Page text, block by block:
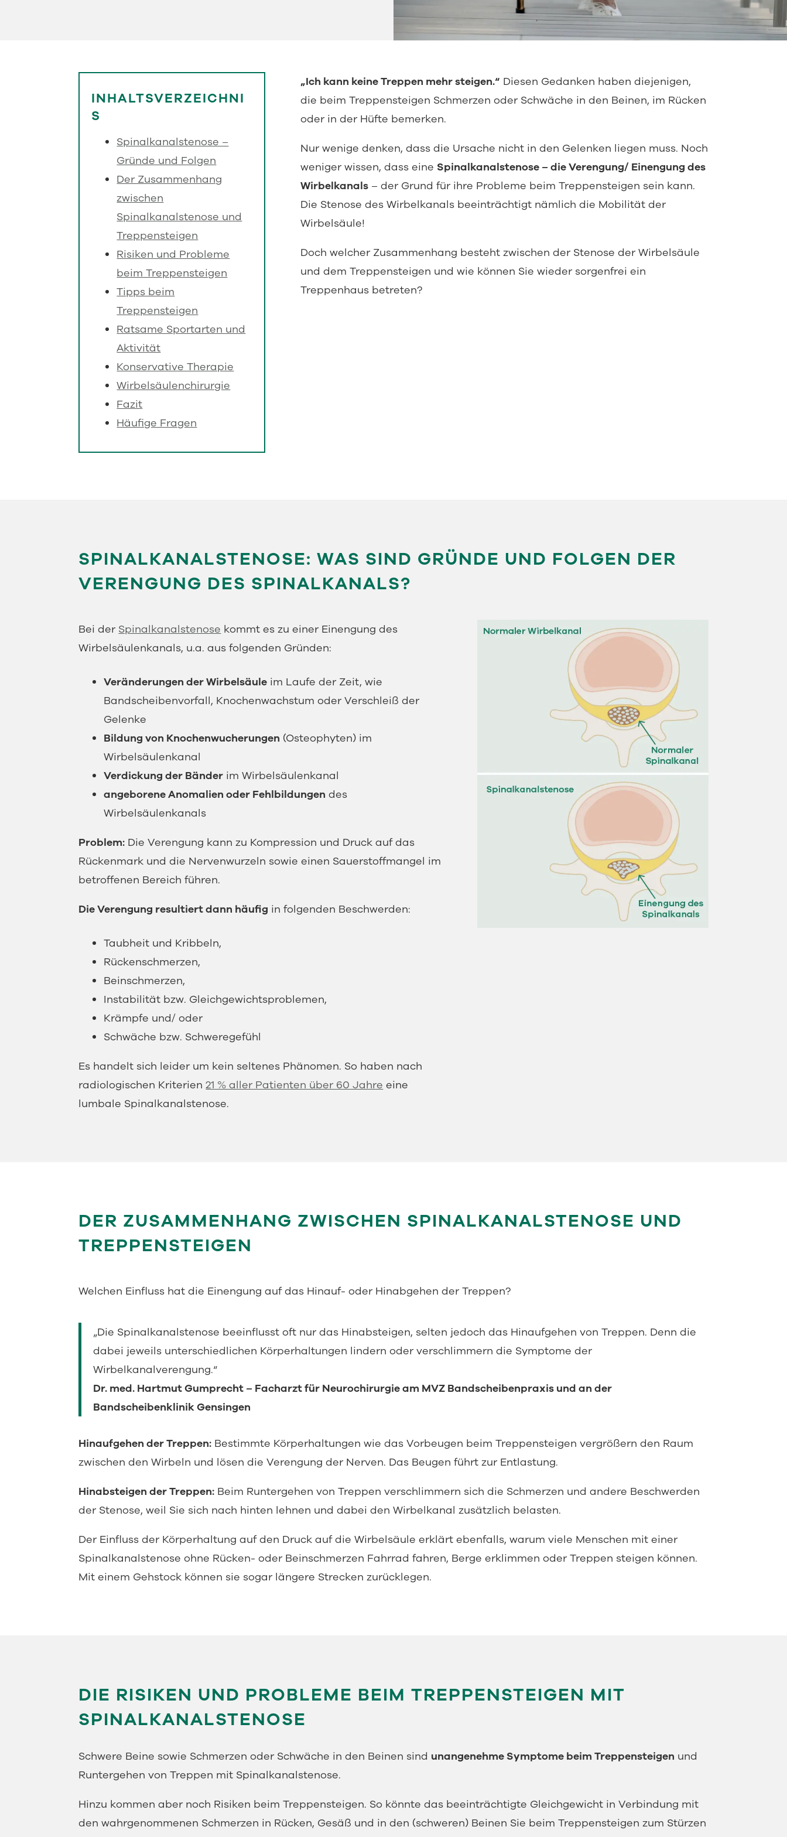
INHALTSVERZEICHNI
S
Spinalkanalstenose –
Gründe und Folgen
Der Zusammenhang
zwischen
Spinalkanalstenose und
Treppensteigen
Risiken und Probleme
beim Treppensteigen
Tipps beim
Treppensteigen
Ratsame Sportarten und
Aktivität
Konservative Therapie
Wirbelsäulenchirurgie
Fazit
Häufige Fragen
„Ich kann keine Treppen mehr steigen.“ Diesen Gedanken haben diejenigen,
die beim Treppensteigen Schmerzen oder Schwäche in den Beinen, im Rücken
oder in der Hüfte bemerken.
Nur wenige denken, dass die Ursache nicht in den Gelenken liegen muss. Noch
weniger wissen, dass eine Spinalkanalstenose – die Verengung/ Einengung des
Wirbelkanals– der Grund für ihre Probleme beim Treppensteigen sein kann.
Die Stenose des Wirbelkanals beeinträchtigt nämlich die Mobilität der
Wirbelsäule!
Doch welcher Zusammenhang besteht zwischen der Stenose der Wirbelsäule
und dem Treppensteigen und wie können Sie wieder sorgenfrei ein
Treppenhaus betreten?
SPINALKANALSTENOSE: WAS SIND GRÜNDE UND FOLGEN DER
VERENGUNG DES SPINALKANALS?
Bei der Spinalkanalstenose kommt es zu einer Einengung des
Wirbelsäulenkanals, u.a. aus folgenden Gründen:
Veränderungen der Wirbelsäule im Laufe der Zeit, wie
Bandscheibenvorfall, Knochenwachstum oder Verschleiß der
Gelenke
Bildung von Knochenwucherungen (Osteophyten) im
Wirbelsäulenkanal
Verdickung der Bänder im Wirbelsäulenkanal
angeborene Anomalien oder Fehlbildungen des
Wirbelsäulenkanals
Problem: Die Verengung kann zu Kompression und Druck auf das
Rückenmark und die Nervenwurzeln sowie einen Sauerstoffmangel im
betroffenen Bereich führen.
Die Verengung resultiert dann häufig in folgenden Beschwerden:
Taubheit und Kribbeln,
Rückenschmerzen,
Beinschmerzen,
Instabilität bzw. Gleichgewichtsproblemen,
Krämpfe und/ oder
Schwäche bzw. Schweregefühl
Es handelt sich leider um kein seltenes Phänomen. So haben nach
radiologischen Kriterien21 % aller Patienten über 60 Jahre eine
lumbale Spinalkanalstenose.
DER ZUSAMMENHANG ZWISCHEN SPINALKANALSTENOSE UND
TREPPENSTEIGEN
Welchen Einfluss hat die Einengung auf das Hinauf- oder Hinabgehen der Treppen?
„Die Spinalkanalstenose beeinflusst oft nur das Hinabsteigen, selten jedoch das Hinaufgehen von Treppen. Denn die
dabei jeweils unterschiedlichen Körperhaltungen lindern oder verschlimmern die Symptome der
Wirbelkanalverengung.“
Dr. med. Hartmut Gumprecht – Facharzt für Neurochirurgie am MVZ Bandscheibenpraxis und an der
Bandscheibenklinik Gensingen
Hinaufgehen der Treppen: Bestimmte Körperhaltungen wie das Vorbeugen beim Treppensteigen vergrößern den Raum
zwischen den Wirbeln und lösen die Verengung der Nerven. Das Beugen führt zur Entlastung.
Hinabsteigen der Treppen: Beim Runtergehen von Treppen verschlimmern sich die Schmerzen und andere Beschwerden
der Stenose, weil Sie sich nach hinten lehnen und dabei den Wirbelkanal zusätzlich belasten.
Der Einfluss der Körperhaltung auf den Druck auf die Wirbelsäule erklärt ebenfalls, warum viele Menschen mit einer
Spinalkanalstenose ohne Rücken- oder Beinschmerzen Fahrrad fahren, Berge erklimmen oder Treppen steigen können.
Mit einem Gehstock können sie sogar längere Strecken zurücklegen.
DIE RISIKEN UND PROBLEME BEIM TREPPENSTEIGEN MIT
SPINALKANALSTENOSE
Schwere Beine sowie Schmerzen oder Schwäche in den Beinen sind unangenehme Symptome beim Treppensteigen und
Runtergehen von Treppen mit Spinalkanalstenose.
Hinzu kommen aber noch Risiken beim Treppensteigen. So könnte das beeinträchtigte Gleichgewicht in Verbindung mit
den wahrgenommenen Schmerzen in Rücken, Gesäß und in den (schweren) Beinen Sie beim Treppensteigen zum Stürzen